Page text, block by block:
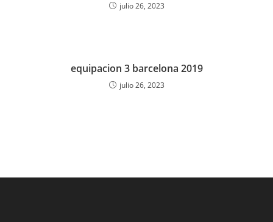
julio 26, 2023
equipacion 3 barcelona 2019
julio 26, 2023